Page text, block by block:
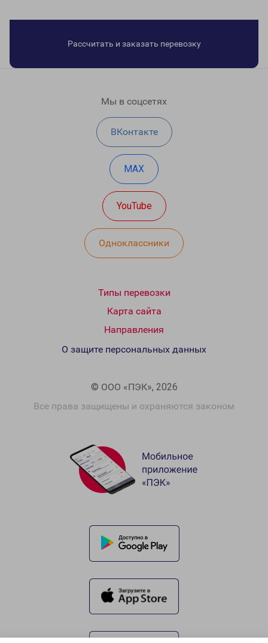
Рассчитать и заказать перевозку
Мы в соцсетях
ВКонтакте
MAX
YouTube
Одноклассники
Типы перевозки
Карта сайта
Направления
© ООО «ПЭК», 2026
Все права защищены и охраняются законом
О защите персональных данных